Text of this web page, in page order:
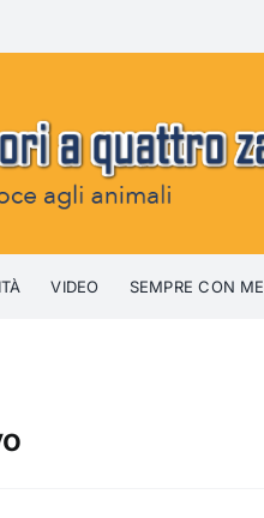
VIDEO SEMPRE CON ME